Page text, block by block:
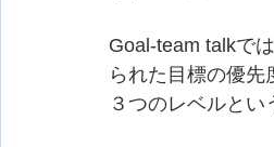
Goal-team talkで
られた目標の優先
３つのレベルと